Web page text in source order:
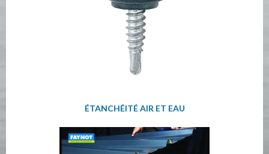
ÉTANCHÉITÉ AIR ET EAU